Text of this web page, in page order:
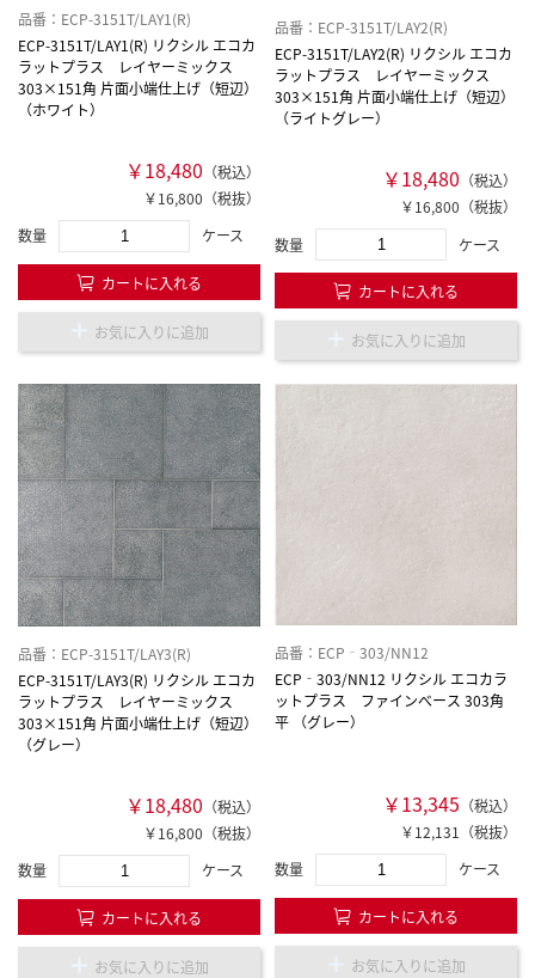
品番：ECP-3151T/LAY1(R)
ECP-3151T/LAY1(R) リクシル エコカ
ラットプラス レイヤーミックス
303×151角 片面小端仕上げ（短辺）
（ホワイト）
￥18,480 （税込）
￥16,800（税抜）
数量
ケース
カートに入れる
お気に入りに追加
品番：ECP-3151T/LAY2(R)
ECP-3151T/LAY2(R) リクシル エコカ
ラットプラス レイヤーミックス
303×151角 片面小端仕上げ（短辺）
（ライトグレー）
￥18,480 （税込）
￥16,800（税抜）
数量
ケース
カートに入れる
お気に入りに追加
品番：ECP-3151T/LAY3(R)
ECP-3151T/LAY3(R) リクシル エコカ
ラットプラス レイヤーミックス
303×151角 片面小端仕上げ（短辺）
（グレー）
￥18,480 （税込）
￥16,800（税抜）
数量
ケース
カートに入れる
お気に入りに追加
品番：ECP‐303/NN12
ECP‐303/NN12 リクシル エコカラ
ットプラス ファインべース 303角
平 （グレー）
￥13,345 （税込）
￥12,131（税抜）
数量
ケース
カートに入れる
お気に入りに追加